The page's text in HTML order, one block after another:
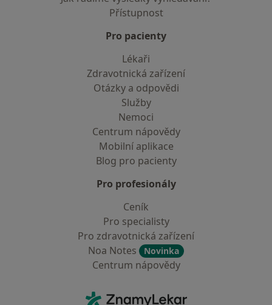
Přístupnost
Pro pacienty
Lékaři
Zdravotnická zařízení
Otázky a odpovědi
Služby
Nemoci
Centrum nápovědy
Mobilní aplikace
Blog pro pacienty
Pro profesionály
Ceník
Pro specialisty
Pro zdravotnická zařízení
Noa Notes
Novinka
Centrum nápovědy
ZnamyLekar - Hlavní stránka